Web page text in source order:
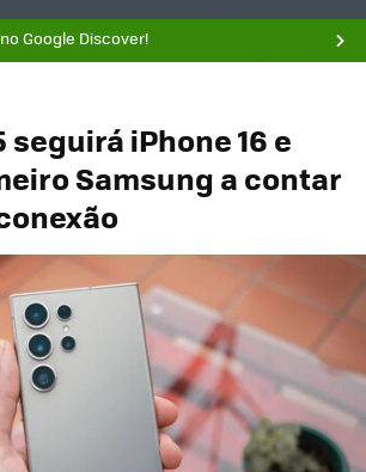
Google Discover!
seguirá iPhone 16 e
Samsung a contar